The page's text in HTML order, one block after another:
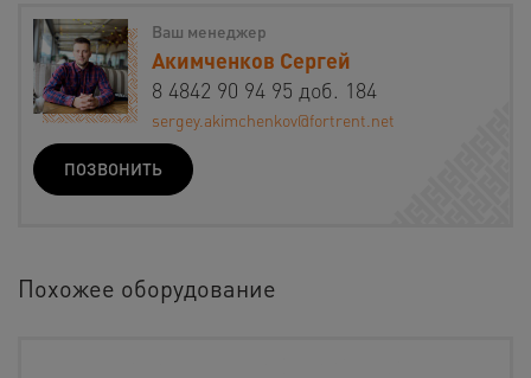
Ваш менеджер
Акимченков Сергей
8 4842 90 94 95 доб. 184
sergey.akimchenkov@fortrent.net
ПОЗВОНИТЬ
Похожее оборудование